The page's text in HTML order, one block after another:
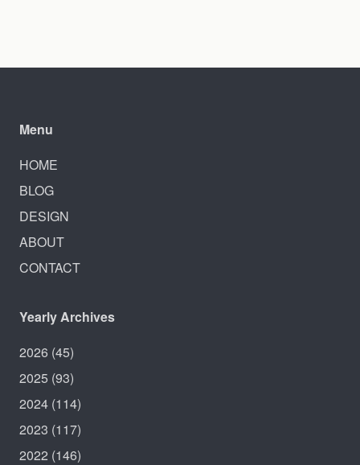
Menu
HOME
BLOG
DESIGN
ABOUT
CONTACT
Yearly Archives
2026 (45)
2025 (93)
2024 (114)
2023 (117)
2022 (146)